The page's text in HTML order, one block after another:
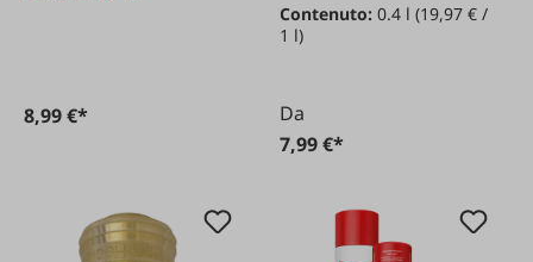
8,99 €*
Contenuto:0.4 l(19,97 € /
1 l)
Da
7,99 €*